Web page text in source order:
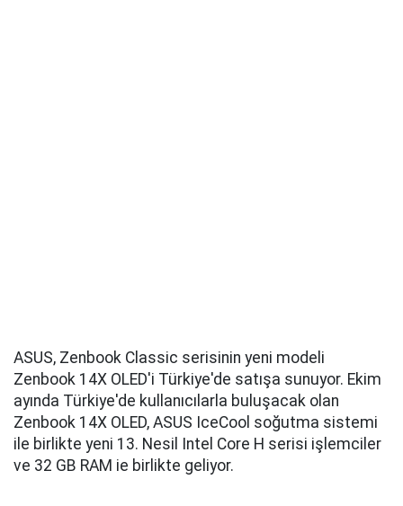
ASUS, Zenbook Classic serisinin yeni modeli
Zenbook 14X OLED'i Türkiye'de satışa sunuyor. Ekim
ayında Türkiye'de kullanıcılarla buluşacak olan
Zenbook 14X OLED, ASUS IceCool soğutma sistemi
ile birlikte yeni 13. Nesil Intel Core H serisi işlemciler
ve 32 GB RAM ie birlikte geliyor.